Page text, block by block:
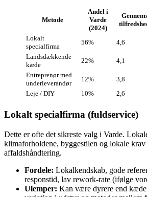
Metode
Andel i
Varde
(2024)
Lokalt
specialfirma
56% 4,6
Landsdækkende
kæde
22% 4,1
Entreprenør med
underleverandør
12% 3,8
Leje / DIY
10% 2,6
Lokalt specialfirma (fuldservice)
Dette er ofte det sikreste valg i Varde.
klimaforholdene, byggestilen og lokale
affaldshåndtering.
Fordele: Lokalkendskab, gode
responstid, lav rework-rate (ifølge
Ulemper: Kan være dyrere end